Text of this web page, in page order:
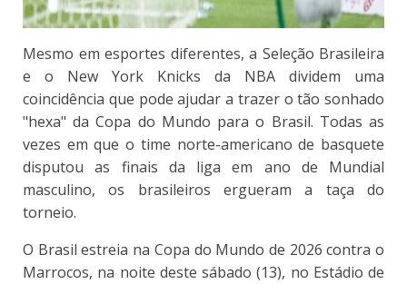
Mesmo em esportes diferentes, a Seleção Brasileira
e o New York Knicks da NBA dividem uma
coincidência que pode ajudar a trazer o tão sonhado
"hexa" da Copa do Mundo para o Brasil. Todas as
vezes em que o time norte-americano de basquete
disputou as finais da liga em ano de Mundial
masculino, os brasileiros ergueram a taça do
torneio.
O Brasil estreia na Copa do Mundo de 2026 contra o
Marrocos, na noite deste sábado (13), no Estádio de